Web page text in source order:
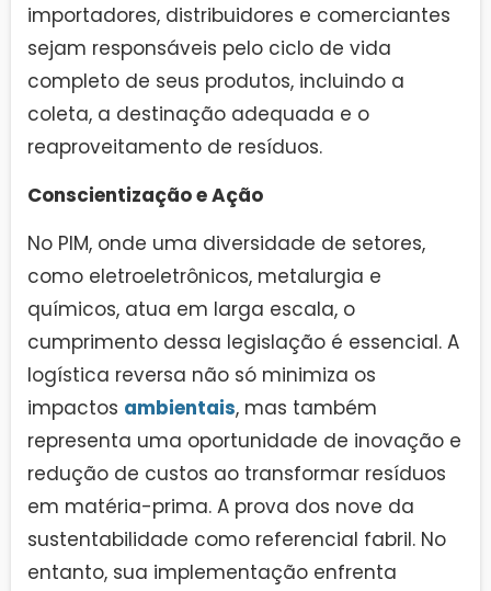
importadores, distribuidores e comerciantes
sejam responsáveis pelo ciclo de vida
completo de seus produtos, incluindo a
coleta, a destinação adequada e o
reaproveitamento de resíduos.
Conscientização e Ação
No PIM, onde uma diversidade de setores,
como eletroeletrônicos, metalurgia e
químicos, atua em larga escala, o
cumprimento dessa legislação é essencial. A
logística reversa não só minimiza os
impactos ambientais, mas também
representa uma oportunidade de inovação e
redução de custos ao transformar resíduos
em matéria-prima. A prova dos nove da
sustentabilidade como referencial fabril. No
entanto, sua implementação enfrenta